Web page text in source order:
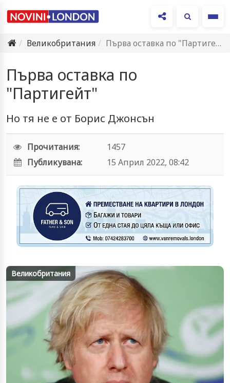
Великобритания
Първа оставка по "Партигейт"
Първа оставка по
"Партигейт"
Но тя не е от Борис Джонсън
Прочитания:
1457
Публикувана:
15 Април 2022, 08:42
Великобритания